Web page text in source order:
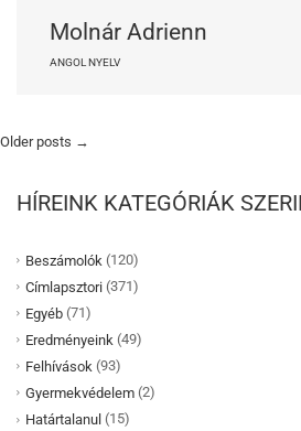
Molnár Adrienn
ANGOL NYELV
Older posts →
HÍREINK KATEGÓRIÁK
Beszámolók (120)
Címlapsztori (371)
Egyéb (71)
Eredményeink (49)
Felhívások (93)
Gyermekvédelem (2)
Határtalanul (15)